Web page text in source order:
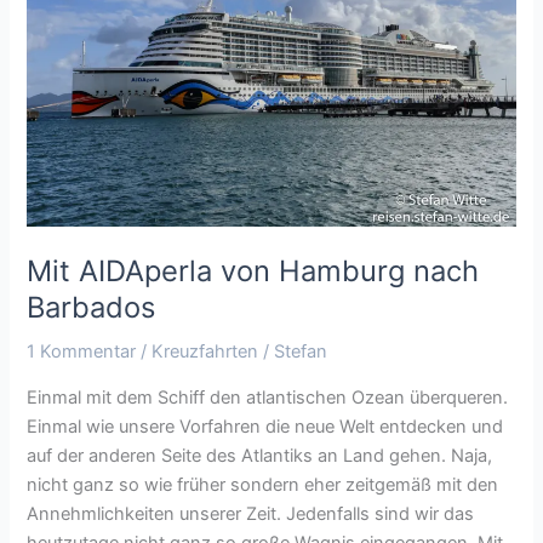
Mit AIDAperla von Hamburg nach
Barbados
1 Kommentar / Kreuzfahrten / Stefan
Einmal mit dem Schiff den atlantischen Ozean überqueren.
Einmal wie unsere Vorfahren die neue Welt entdecken und
auf der anderen Seite des Atlantiks an Land gehen. Naja,
nicht ganz so wie früher sondern eher zeitgemäß mit den
Annehmlichkeiten unserer Zeit. Jedenfalls sind wir das
nach
Barbados